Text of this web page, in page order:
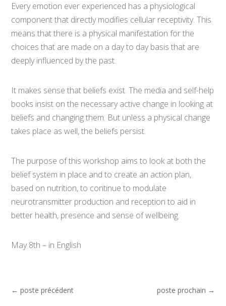
Every emotion ever experienced has a physiological
component that directly modifies cellular receptivity. This
means that there is a physical manifestation for the
choices that are made on a day to day basis that are
deeply influenced by the past.
It makes sense that beliefs exist. The media and self-help
books insist on the necessary active change in looking at
beliefs and changing them. But unless a physical change
takes place as well, the beliefs persist.
The purpose of this workshop aims to look at both the
belief system in place and to create an action plan,
based on nutrition, to continue to modulate
neurotransmitter production and reception to aid in
better health, presence and sense of wellbeing.
May 8th – in English
←poste précédent poste prochain →